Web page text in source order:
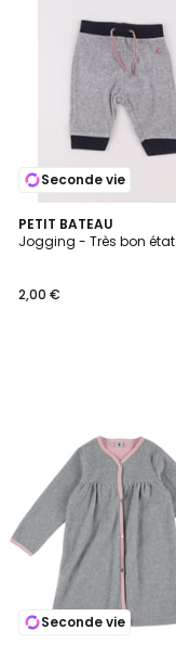
Seconde vie
PETIT BATEAU
Jogging - Très bon état
€.
2,00 €
Seconde vie